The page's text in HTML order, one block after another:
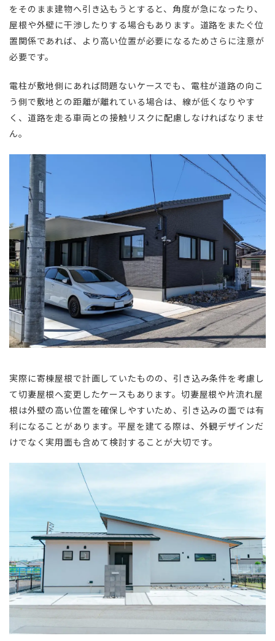
をそのまま建物へ引き込もうとすると、角度が急になったり、
屋根や外壁に干渉したりする場合もあります。道路をまたぐ位
置関係であれば、より高い位置が必要になるためさらに注意が
必要です。
電柱が敷地側にあれば問題ないケースでも、電柱が道路の向こ
う側で敷地との距離が離れている場合は、線が低くなりやす
く、道路を走る車両との接触リスクに配慮しなければなりませ
ん。
実際に寄棟屋根で計画していたものの、引き込み条件を考慮し
て切妻屋根へ変更したケースもあります。切妻屋根や片流れ屋
根は外壁の高い位置を確保しやすいため、引き込みの面では有
利になることがあります。平屋を建てる際は、外観デザインだ
けでなく実用面も含めて検討することが大切です。